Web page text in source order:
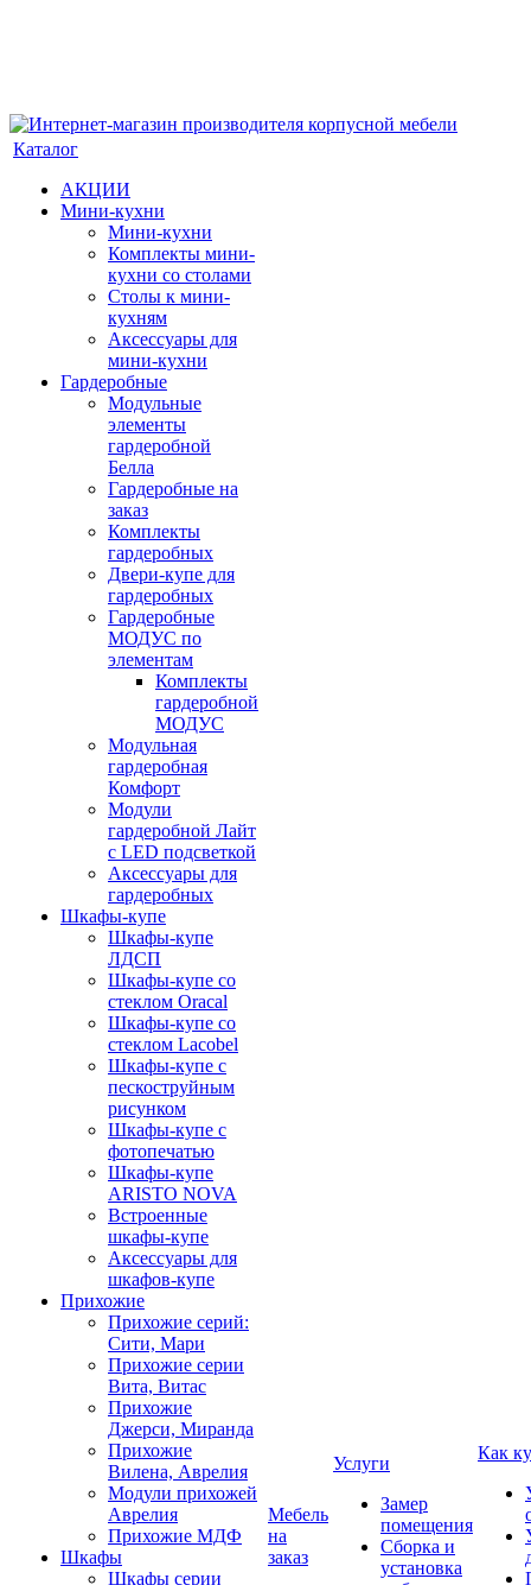
Каталог
АКЦИИ
Мини-кухни
Мини-кухни
Комплекты мини-
кухни со столами
Столы к мини-
кухням
Аксессуары для
мини-кухни
Гардеробные
Модульные
элементы
гардеробной
Белла
Гардеробные на
заказ
Комплекты
гардеробных
Двери-купе для
гардеробных
Гардеробные
МОДУС по
элементам
Комплекты
гардеробной
МОДУС
Модульная
гардеробная
Комфорт
Модули
гардеробной Лайт
с LED подсветкой
Аксессуары для
гардеробных
Шкафы-купе
Шкафы-купе
ЛДСП
Шкафы-купе со
стеклом Oracal
Шкафы-купе со
стеклом Lacobel
Шкафы-купе с
пескоструйным
рисунком
Шкафы-купе с
фотопечатью
Шкафы-купе
ARISTO NOVA
Встроенные
шкафы-купе
Аксессуары для
шкафов-купе
Прихожие
Прихожие серий:
Сити, Мари
Прихожие серии
Вита, Витас
Прихожие
Джерси, Миранда
Прихожие
Вилена, Аврелия
Модули прихожей
Аврелия
Прихожие МДФ
Шкафы
Шкафы серии
Мебель
на
заказ
Услуги
Замер
помещения
Сборка и
установка
Как